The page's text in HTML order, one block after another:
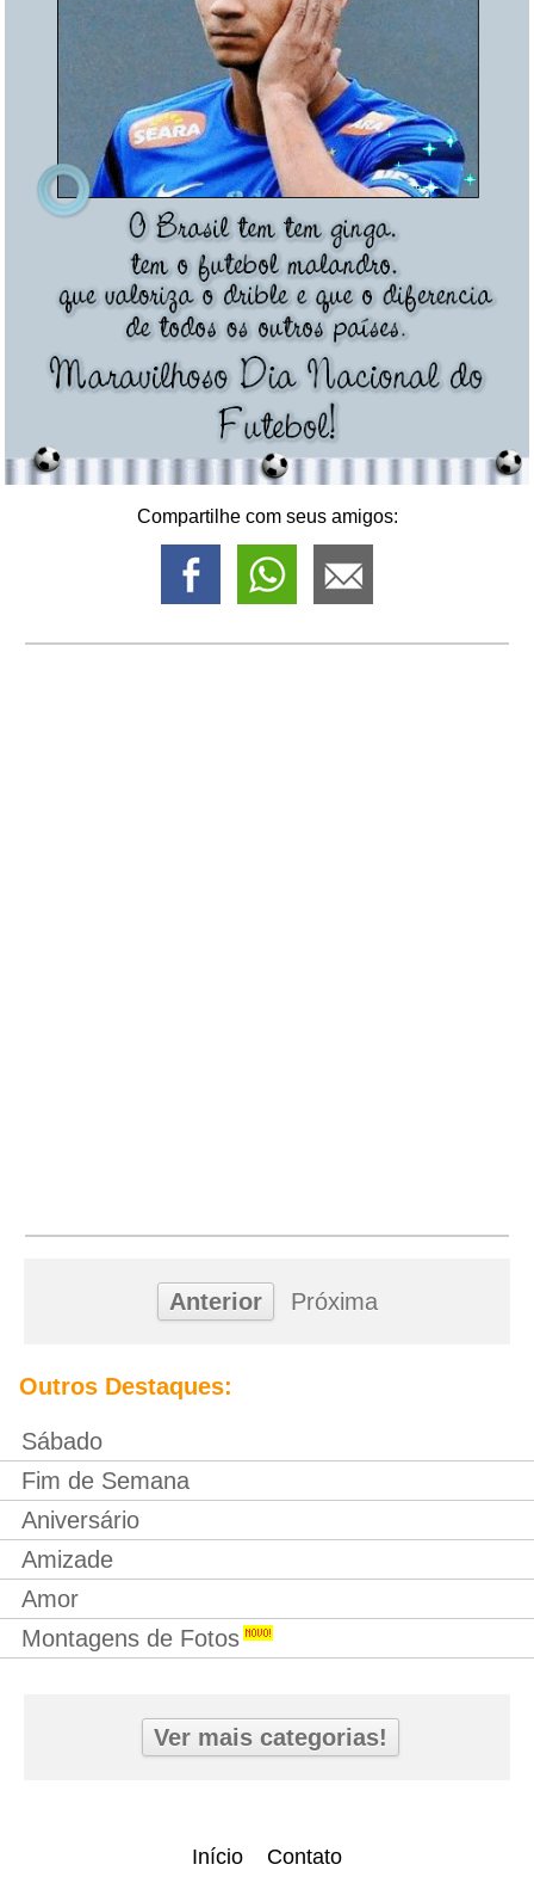
Compartilhe com seus amigos:
Anterior Próxima
Outros Destaques:
Sábado
Fim de Semana
Aniversário
Amizade
Amor
Montagens de Fotos
Ver mais categorias!
Início Contato